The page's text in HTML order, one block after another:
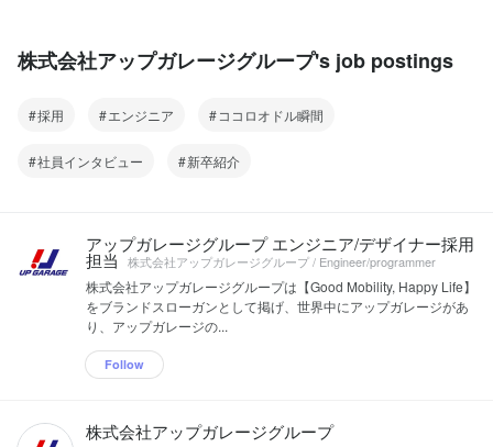
株式会社アップガレージグループ's job postings
採用 エンジニア ココロオドル瞬間
社員インタビュー 新卒紹介
アップガレージグループ エンジニア/デザイナー採用
担当 株式会社アップガレージグループ / Engineer/programmer
株式会社アップガレージグループは【Good Mobility, Happy Life】
をブランドスローガンとして掲げ、世界中にアップガレージがあ
り、アップガレージの...
Follow
株式会社アップガレージグループ